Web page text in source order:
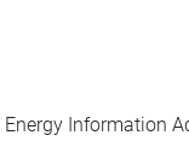
Energy Information